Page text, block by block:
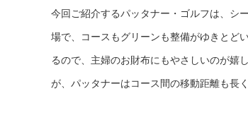
今回ご紹介するパッタナー・ゴルフは、シ
場で、コースもグリーンも整備がゆきとど
るので、主婦のお財布にもやさしいのが嬉
が、パッタナーはコース間の移動距離も長